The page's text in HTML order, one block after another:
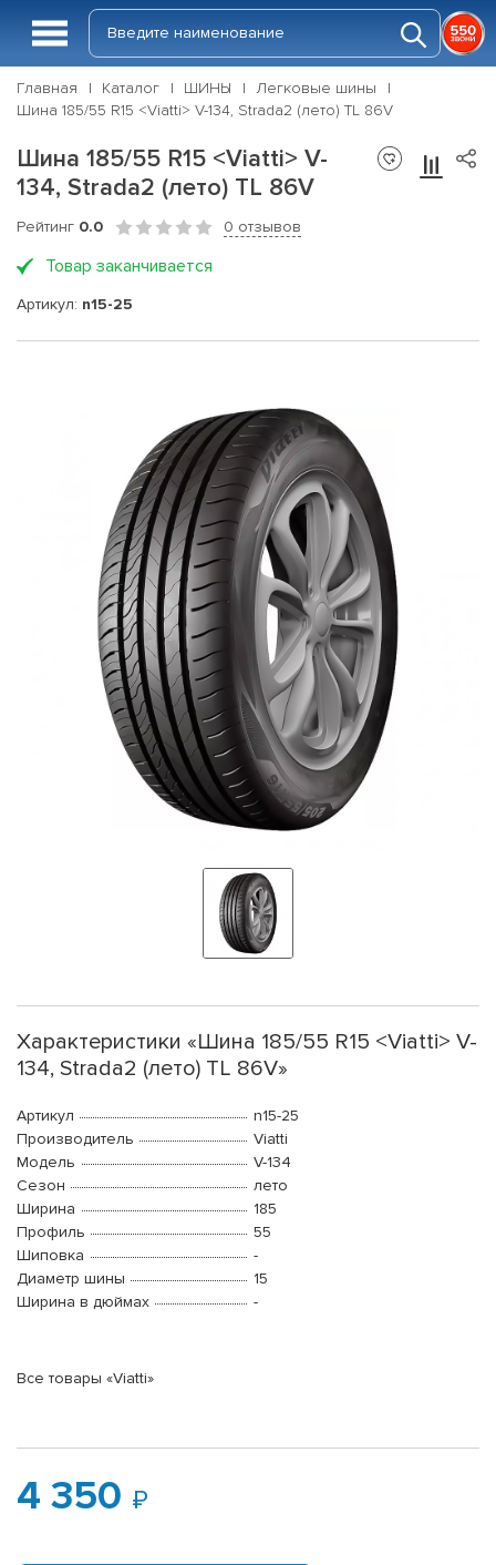
Главная Каталог ШИНЫ
Легковые шины
Шина 185/55 R15 <Viatti> V-134, Strada2 (лето) TL 86V
Шина 185/55 R15 <Viatti> V-
134, Strada2 (лето) TL 86V
Рейтинг 0.0 0 отзывов
Товар заканчивается
Артикул: n15-25
Характеристики «Шина 185/55 R15 <Viatti> V-
134, Strada2 (лето) TL 86V»
Артикул
n15-25
Производитель
Viatti
Модель
V-134
Сезон
лето
Ширина
185
Профиль
55
Шиповка
-
Диаметр шины
15
Ширина в дюймах
-
Все товары «Viatti»
4 350